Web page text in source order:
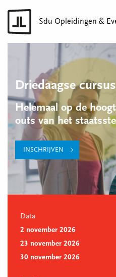
Sdu Opleidingen &
Driedaagse
Helemaal op de
outs van het
INSCHRIJVEN
Data
2 november 2026
23 november 2026
30 november 2026